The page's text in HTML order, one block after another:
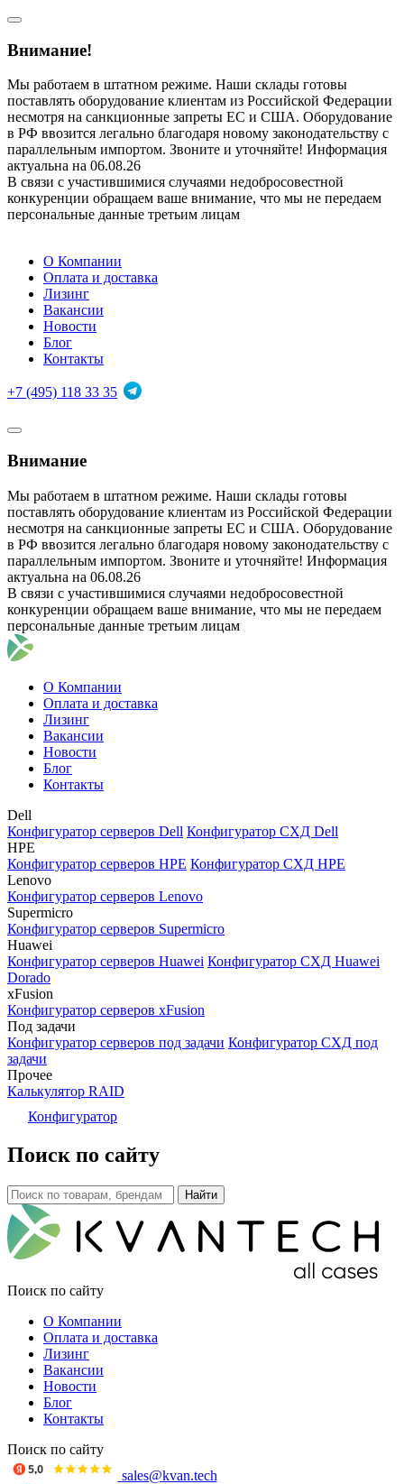
Внимание!
Мы работаем в штатном режиме. Наши склады готовы
поставлять оборудование клиентам из Российской Федерации
несмотря на санкционные запреты ЕС и США. Оборудование
в РФ ввозится легально благодаря новому законодательству с
параллельным импортом. Звоните и уточняйте! Информация
актуальна на 06.08.26
В связи с участившимися случаями недобросовестной
конкуренции обращаем ваше внимание, что мы не передаем
персональные данные третьим лицам
О Компании
Оплата и доставка
Лизинг
Вакансии
Новости
Блог
Контакты
+7 (495) 118 33 35
Внимание
Мы работаем в штатном режиме. Наши склады готовы
поставлять оборудование клиентам из Российской Федерации
несмотря на санкционные запреты ЕС и США. Оборудование
в РФ ввозится легально благодаря новому законодательству с
параллельным импортом. Звоните и уточняйте! Информация
актуальна на 06.08.26
В связи с участившимися случаями недобросовестной
конкуренции обращаем ваше внимание, что мы не передаем
персональные данные третьим лицам
О Компании
Оплата и доставка
Лизинг
Вакансии
Новости
Блог
Контакты
Dell
Конфигуратор серверов Dell Конфигуратор СХД Dell
HPE
Конфигуратор серверов HPE Конфигуратор СХД HPE
Lenovo
Конфигуратор серверов Lenovo
Supermicro
Конфигуратор серверов Supermicro
Huawei
Конфигуратор серверов Huawei Конфигуратор СХД Huawei
Dorado
xFusion
Конфигуратор серверов xFusion
Под задачи
Конфигуратор серверов под задачи Конфигуратор СХД под
задачи
Прочее
Калькулятор RAID
Конфигуратор
Поиск по сайту
Поиск по сайту
О Компании
Оплата и доставка
Лизинг
Вакансии
Новости
Блог
Контакты
Поиск по сайту
sales@kvan.tech